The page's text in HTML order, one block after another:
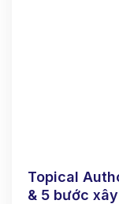
Topical
& 5 bước